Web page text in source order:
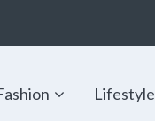
Lifestyle